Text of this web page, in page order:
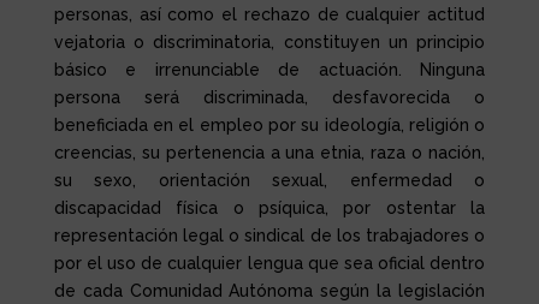
personas, así como el rechazo de cualquier actitud
vejatoria o discriminatoria, constituyen un principio
básico e irrenunciable de actuación. Ninguna
persona será discriminada, desfavorecida o
beneficiada en el empleo por su ideología, religión o
creencias, su pertenencia a una etnia, raza o nación,
su sexo, orientación sexual, enfermedad o
discapacidad física o psíquica, por ostentar la
representación legal o sindical de los trabajadores o
por el uso de cualquier lengua que sea oficial dentro
de cada Comunidad Autónoma según la legislación